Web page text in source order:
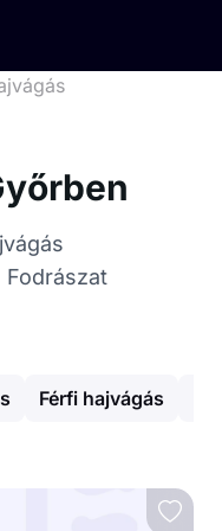
Fodrászat
Férfi hajvágás